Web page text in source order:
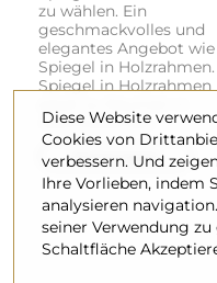
zu wählen. Ein
geschmackvolles und
elegantes Angebot wie
Spiegel in
Spiegel in Holzrahmen
neumodischen...
Weiterlesen
Diese Website
Cookies von
verbessern. Und
Ihre Vorlieben, indem
analysieren
seiner Verwendung
Schaltfläche